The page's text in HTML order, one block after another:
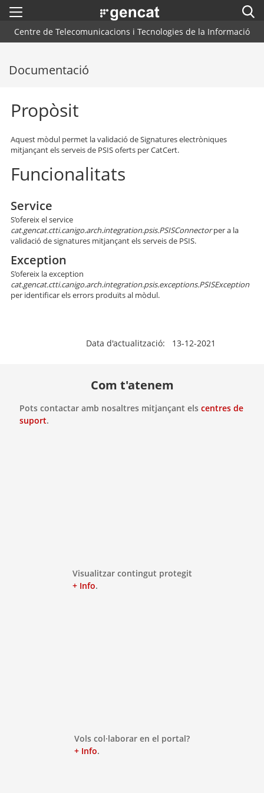
. Obre en una nova finestra.
Menú
Centre de Telecomunicacions i Tecnologies de la Informació
Inici
Arquitectura CTTI
Plataformes i Frameworks
Centres de Suport
Contacte
Documentació
Propòsit
Aquest mòdul permet la validació de Signatures electròniques
mitjançant els serveis de PSIS oferts per CatCert.
Funcionalitats
Service
S’ofereix el service
cat.gencat.ctti.canigo.arch.integration.psis.PSISConnectorper a la
validació de signatures mitjançant els serveis de PSIS.
Exception
S’ofereix la exception
cat.gencat.ctti.canigo.arch.integration.psis.exceptions.PSISException
per identificar els errors produïts al mòdul.
Data d'actualització: 13-12-2021
Com t'atenem
Pots contactar amb nosaltres mitjançant els centres de
suport.
Visualitzar contingut protegit
+ Info.
Vols col·laborar en el portal?
+ Info.